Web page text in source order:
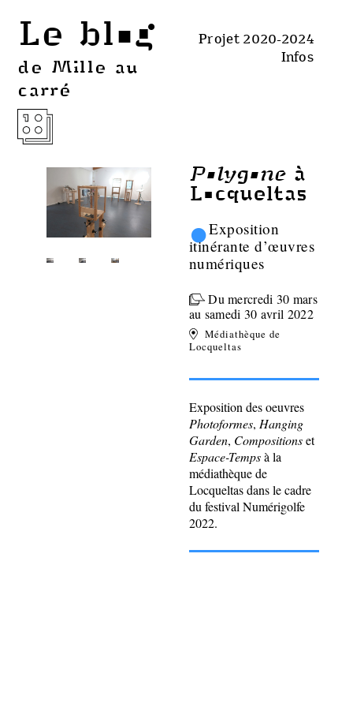
Le blog
de Mille au
carré
Projet 2020-2024
Infos
Polygone à
Locqueltas
• Exposition
itinérante d’œuvres
numériques
Du mercredi 30 mars
au samedi 30 avril 2022
Médiathèque de
Locqueltas
Exposition des oeuvres
Photoformes, Hanging
Garden, Compositionset
Espace-Tempsà la
médiathèque de
Locqueltas dans le cadre
du festival Numérigolfe
2022.